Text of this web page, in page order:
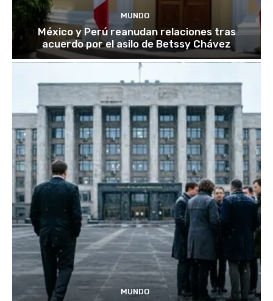
MUNDO
México y Perú reanudan relaciones tras
acuerdo por el asilo de Betssy Chávez
MUNDO